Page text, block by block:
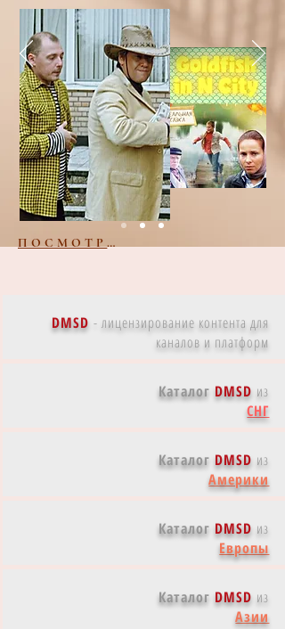
ПОСМОТРЕТЬ ФОТО
DMSD - лицензирование контента для
каналов и платформ
КаталогDMSD из
СНГ
КаталогDMSD из
Америки
КаталогDMSD из
Европы
КаталогDMSD из
Азии